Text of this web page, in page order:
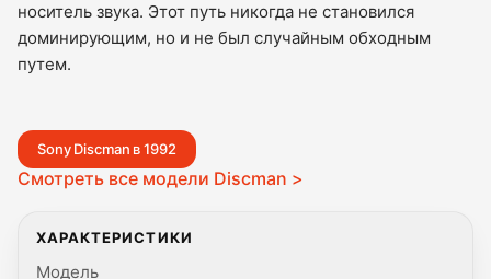
носитель звука. Этот путь никогда не становился
доминирующим, но и не был случайным обходным
путем.
Sony Discman в 1992
Смотреть все модели Discman >
ХАРАКТЕРИСТИКИ
Модель